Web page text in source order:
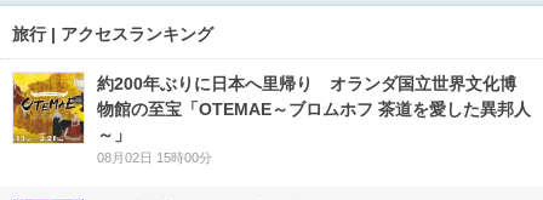
旅行 | アクセスランキング
約200年ぶりに日本へ里帰り オランダ国立世界文化博
物館の至宝「OTEMAE～ブロムホフ 茶道を愛した異邦人
～」
08月02日 15時00分